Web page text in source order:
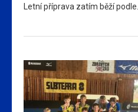
Letní příprava zatím běží podle…